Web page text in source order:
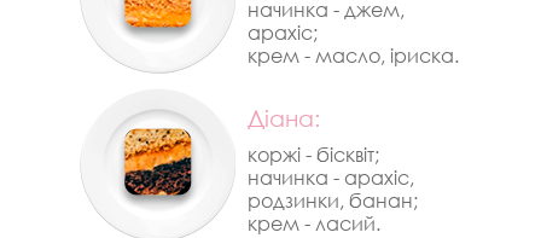
начинка - джем,
арахіс;
крем - масло, іриска.
Діана:
коржі - бісквіт;
начинка - арахіс,
родзинки, банан;
крем - ласий.